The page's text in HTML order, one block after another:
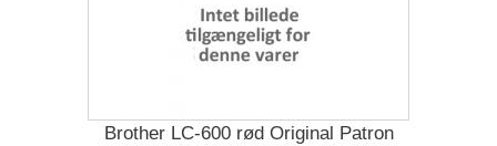
Brother LC-600 rød Original Patron